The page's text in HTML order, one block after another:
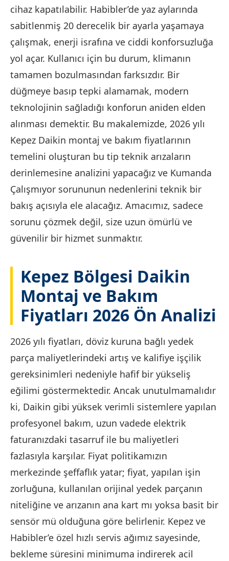
cihaz kapatılabilir. Habibler’de yaz aylarında
sabitlenmiş 20 derecelik bir ayarla yaşamaya
çalışmak, enerji israfına ve ciddi konforsuzluğa
yol açar. Kullanıcı için bu durum, klimanın
tamamen bozulmasından farksızdır. Bir
düğmeye basıp tepki alamamak, modern
teknolojinin sağladığı konforun aniden elden
alınması demektir. Bu makalemizde, 2026 yılı
Kepez Daikin montaj ve bakım fiyatlarının
temelini oluşturan bu tip teknik arızaların
derinlemesine analizini yapacağız ve Kumanda
Çalışmıyor sorununun nedenlerini teknik bir
bakış açısıyla ele alacağız. Amacımız, sadece
sorunu çözmek değil, size uzun ömürlü ve
güvenilir bir hizmet sunmaktır.
Kepez Bölgesi Daikin
Montaj ve Bakım
Fiyatları 2026 Ön Analizi
2026 yılı fiyatları, döviz kuruna bağlı yedek
parça maliyetlerindeki artış ve kalifiye işçilik
gereksinimleri nedeniyle hafif bir yükseliş
eğilimi göstermektedir. Ancak unutulmamalıdır
ki, Daikin gibi yüksek verimli sistemlere yapılan
profesyonel bakım, uzun vadede elektrik
faturanızdaki tasarruf ile bu maliyetleri
fazlasıyla karşılar. Fiyat politikamızın
merkezinde şeffaflık yatar; fiyat, yapılan işin
zorluğuna, kullanılan orijinal yedek parçanın
niteliğine ve arızanın ana kart mı yoksa basit bir
sensör mü olduğuna göre belirlenir. Kepez ve
Habibler’e özel hızlı servis ağımız sayesinde,
bekleme süresini minimuma indirerek acil